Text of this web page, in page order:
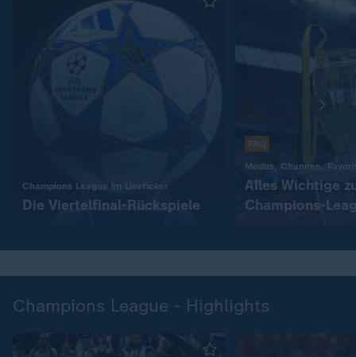
Champions League im Liveticker
Die Viertelfinal-Rückspiele
FAQ
Modus, Chancen,
Alles Wichtige
Champions-
Champions League - Highlights